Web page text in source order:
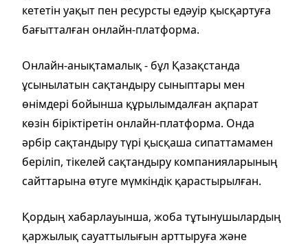
кететін уақыт пен ресурсты едәуір қысқартуға
бағытталған онлайн-платформа.
Онлайн-анықтамалық - бұл Қазақстанда
ұсынылатын сақтандыру сыныптары мен
өнімдері бойынша құрылымдалған ақпарат
көзін біріктіретін онлайн-платформа. Онда
әрбір сақтандыру түрі қысқаша сипаттамамен
беріліп, тікелей сақтандыру компанияларының
сайттарына өтуге мүмкіндік қарастырылған.
Қордың хабарлауынша, жоба тұтынушылардың
қаржылық сауаттылығын арттыруға және